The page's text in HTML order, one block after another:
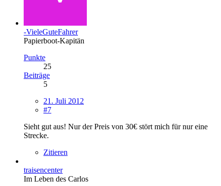
-VieleGuteFahrer
Papierboot-Kapitän
Punkte
25
Beiträge
5
21. Juli 2012
#7
Sieht gut aus! Nur der Preis von 30€ stört mich für nur eine
Strecke.
Zitieren
traisencenter
Im Leben des Carlos